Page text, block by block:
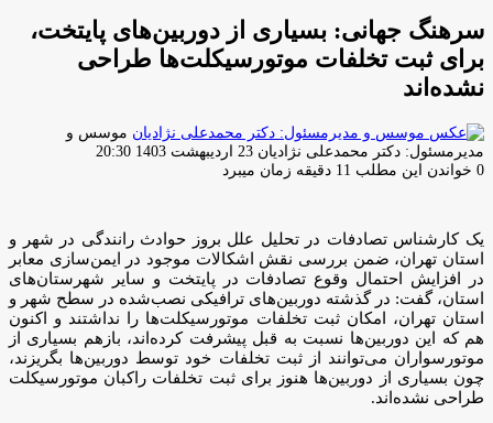
سرهنگ جهانی: بسیاری از دوربین‌های پایتخت،
برای ثبت تخلفات موتورسیکلت‌ها طراحی
نشده‌اند
موسس و
مدیرمسئول: دکتر محمدعلی نژادیان ارسال
ایمیل
23 اردیبهشت 1403 20:30
0 خواندن این مطلب 11 دقیقه زمان میبرد
یک کارشناس تصادفات در تحلیل علل بروز حوادث رانندگی در شهر و
استان تهران، ضمن بررسی نقش اشکالات موجود در ایمن‌سازی معابر
در افزایش احتمال وقوع تصادفات در پایتخت و سایر شهرستان‌های
استان، گفت: در گذشته دوربین‌های ترافیکی نصب‌شده در سطح شهر و
استان تهران، امکان ثبت تخلفات موتورسیکلت‌ها را نداشتند و اکنون
هم که این دوربین‌ها نسبت به قبل پیشرفت کرده‌اند، بازهم بسیاری از
موتورسواران می‌توانند از ثبت تخلفات خود توسط دوربین‌ها بگریزند،
چون بسیاری از دوربین‌ها هنوز برای ثبت تخلفات راکبان موتورسیکلت
طراحی نشده‌اند.